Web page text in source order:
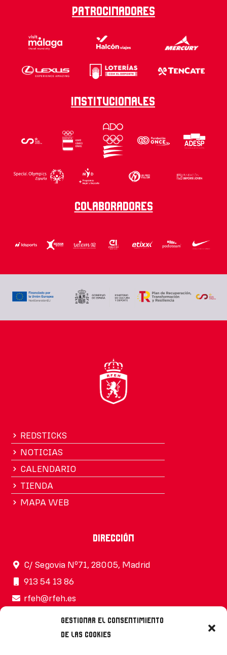
Gestionar el consentimiento
de las cookies
Patrocinadores
Institucionales
Colaboradores
REDSTICKS
NOTICIAS
CALENDARIO
TIENDA
MAPA WEB
Dirección
C/ Segovia Nº71, 28005, Madrid
913 54 13 86
rfeh@rfeh.es